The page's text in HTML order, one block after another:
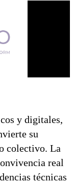
y digitales,
su
colectivo. La
real
técnicas